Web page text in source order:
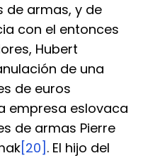
de armas, y de
con el entonces
Hubert
de una
de euros
empresa eslovaca
de armas Pierre
[20] . El hijo del